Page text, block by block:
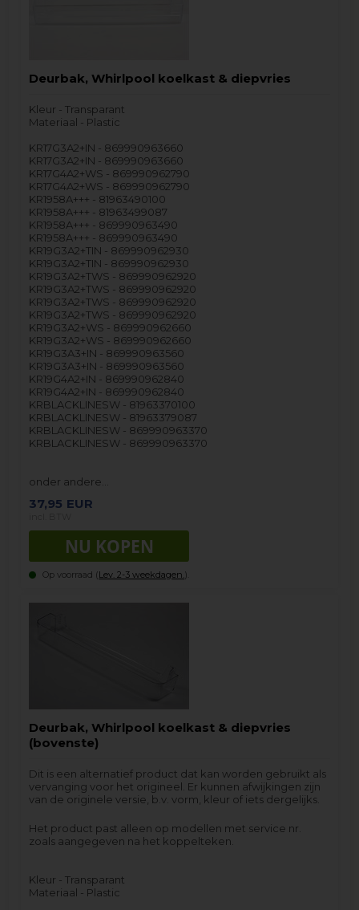
Deurbak, Whirlpool koelkast & diepvries
Kleur - Transparant
Materiaal - Plastic
KR17G3A2+IN - 869990963660
KR17G3A2+IN - 869990963660
KR17G4A2+WS - 869990962790
KR17G4A2+WS - 869990962790
KR1958A+++ - 81963490100
KR1958A+++ - 81963499087
KR1958A+++ - 869990963490
KR1958A+++ - 869990963490
KR19G3A2+TIN - 869990962930
KR19G3A2+TIN - 869990962930
KR19G3A2+TWS - 869990962920
KR19G3A2+TWS - 869990962920
KR19G3A2+TWS - 869990962920
KR19G3A2+TWS - 869990962920
KR19G3A2+WS - 869990962660
KR19G3A2+WS - 869990962660
KR19G3A3+IN - 869990963560
KR19G3A3+IN - 869990963560
KR19G4A2+IN - 869990962840
KR19G4A2+IN - 869990962840
KRBLACKLINESW - 81963370100
KRBLACKLINESW - 81963379087
KRBLACKLINESW - 869990963370
KRBLACKLINESW - 869990963370
onder andere…
37,95 EUR
Op voorraad (Lev. 2-3 weekdagen. ).
Deurbak, Whirlpool koelkast & diepvries
(bovenste)
Dit is een alternatief product dat kan worden gebruikt als
vervanging voor het origineel. Er kunnen afwijkingen zijn
van de originele versie, b.v. vorm, kleur of iets dergelijks.
Het product past alleen op modellen met service nr.
zoals aangegeven na het koppelteken.
Kleur - Transparant
Materiaal - Plastic